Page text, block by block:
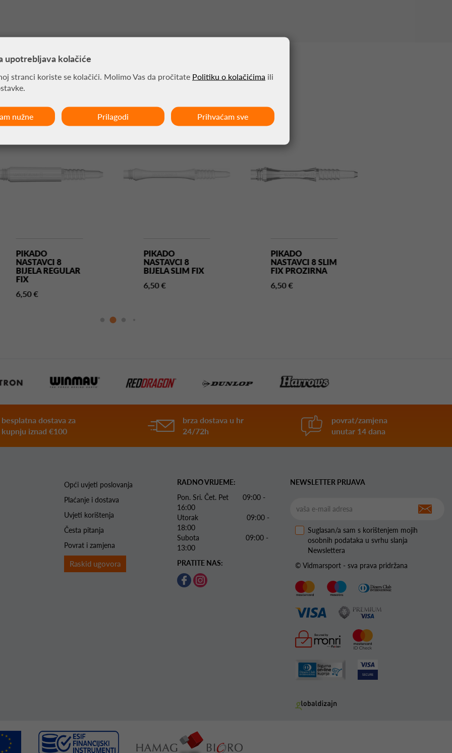
MOŽDA VAS ZANIMA
PIKADO
NASTAVCI 8
BIJELA REGULAR
6,50 €
PIKADO
NASTAVCI 8
BIJELA SLIM FIX
6,50 €
PIKADO
NASTAVCI 8 SLIM
FIX PROZIRNA
6,50 €
besplatna dostava za
kupnju iznad €100
brza dostava u hr
24/72h
povrat/zamjena
unutar 14 dana
Opći uvjeti poslovanja
Plaćanje i dostava
Uvjeti korištenja
Česta pitanja
Povrat i zamjena
Raskid ugovora
RADNO VRIJEME:
Pon. Sri. Čet. Pet 09:00 -
16:00
Utorak 09:00 -
18:00
Subota 09:00 -
13:00
PRATITE NAS:
NEWSLETTER PRIJAVA
Suglasan/a sam s korištenjem mojih
osobnih podataka u svrhu slanja
Newslettera
© Vidmarsport - sva prava pridržana
upotrebljava kolačiće
stranci koriste se kolačići. Molimo Vas da pročitate Politiku o kolačićima ili
nužne Prilagodi Prihvaćam sve